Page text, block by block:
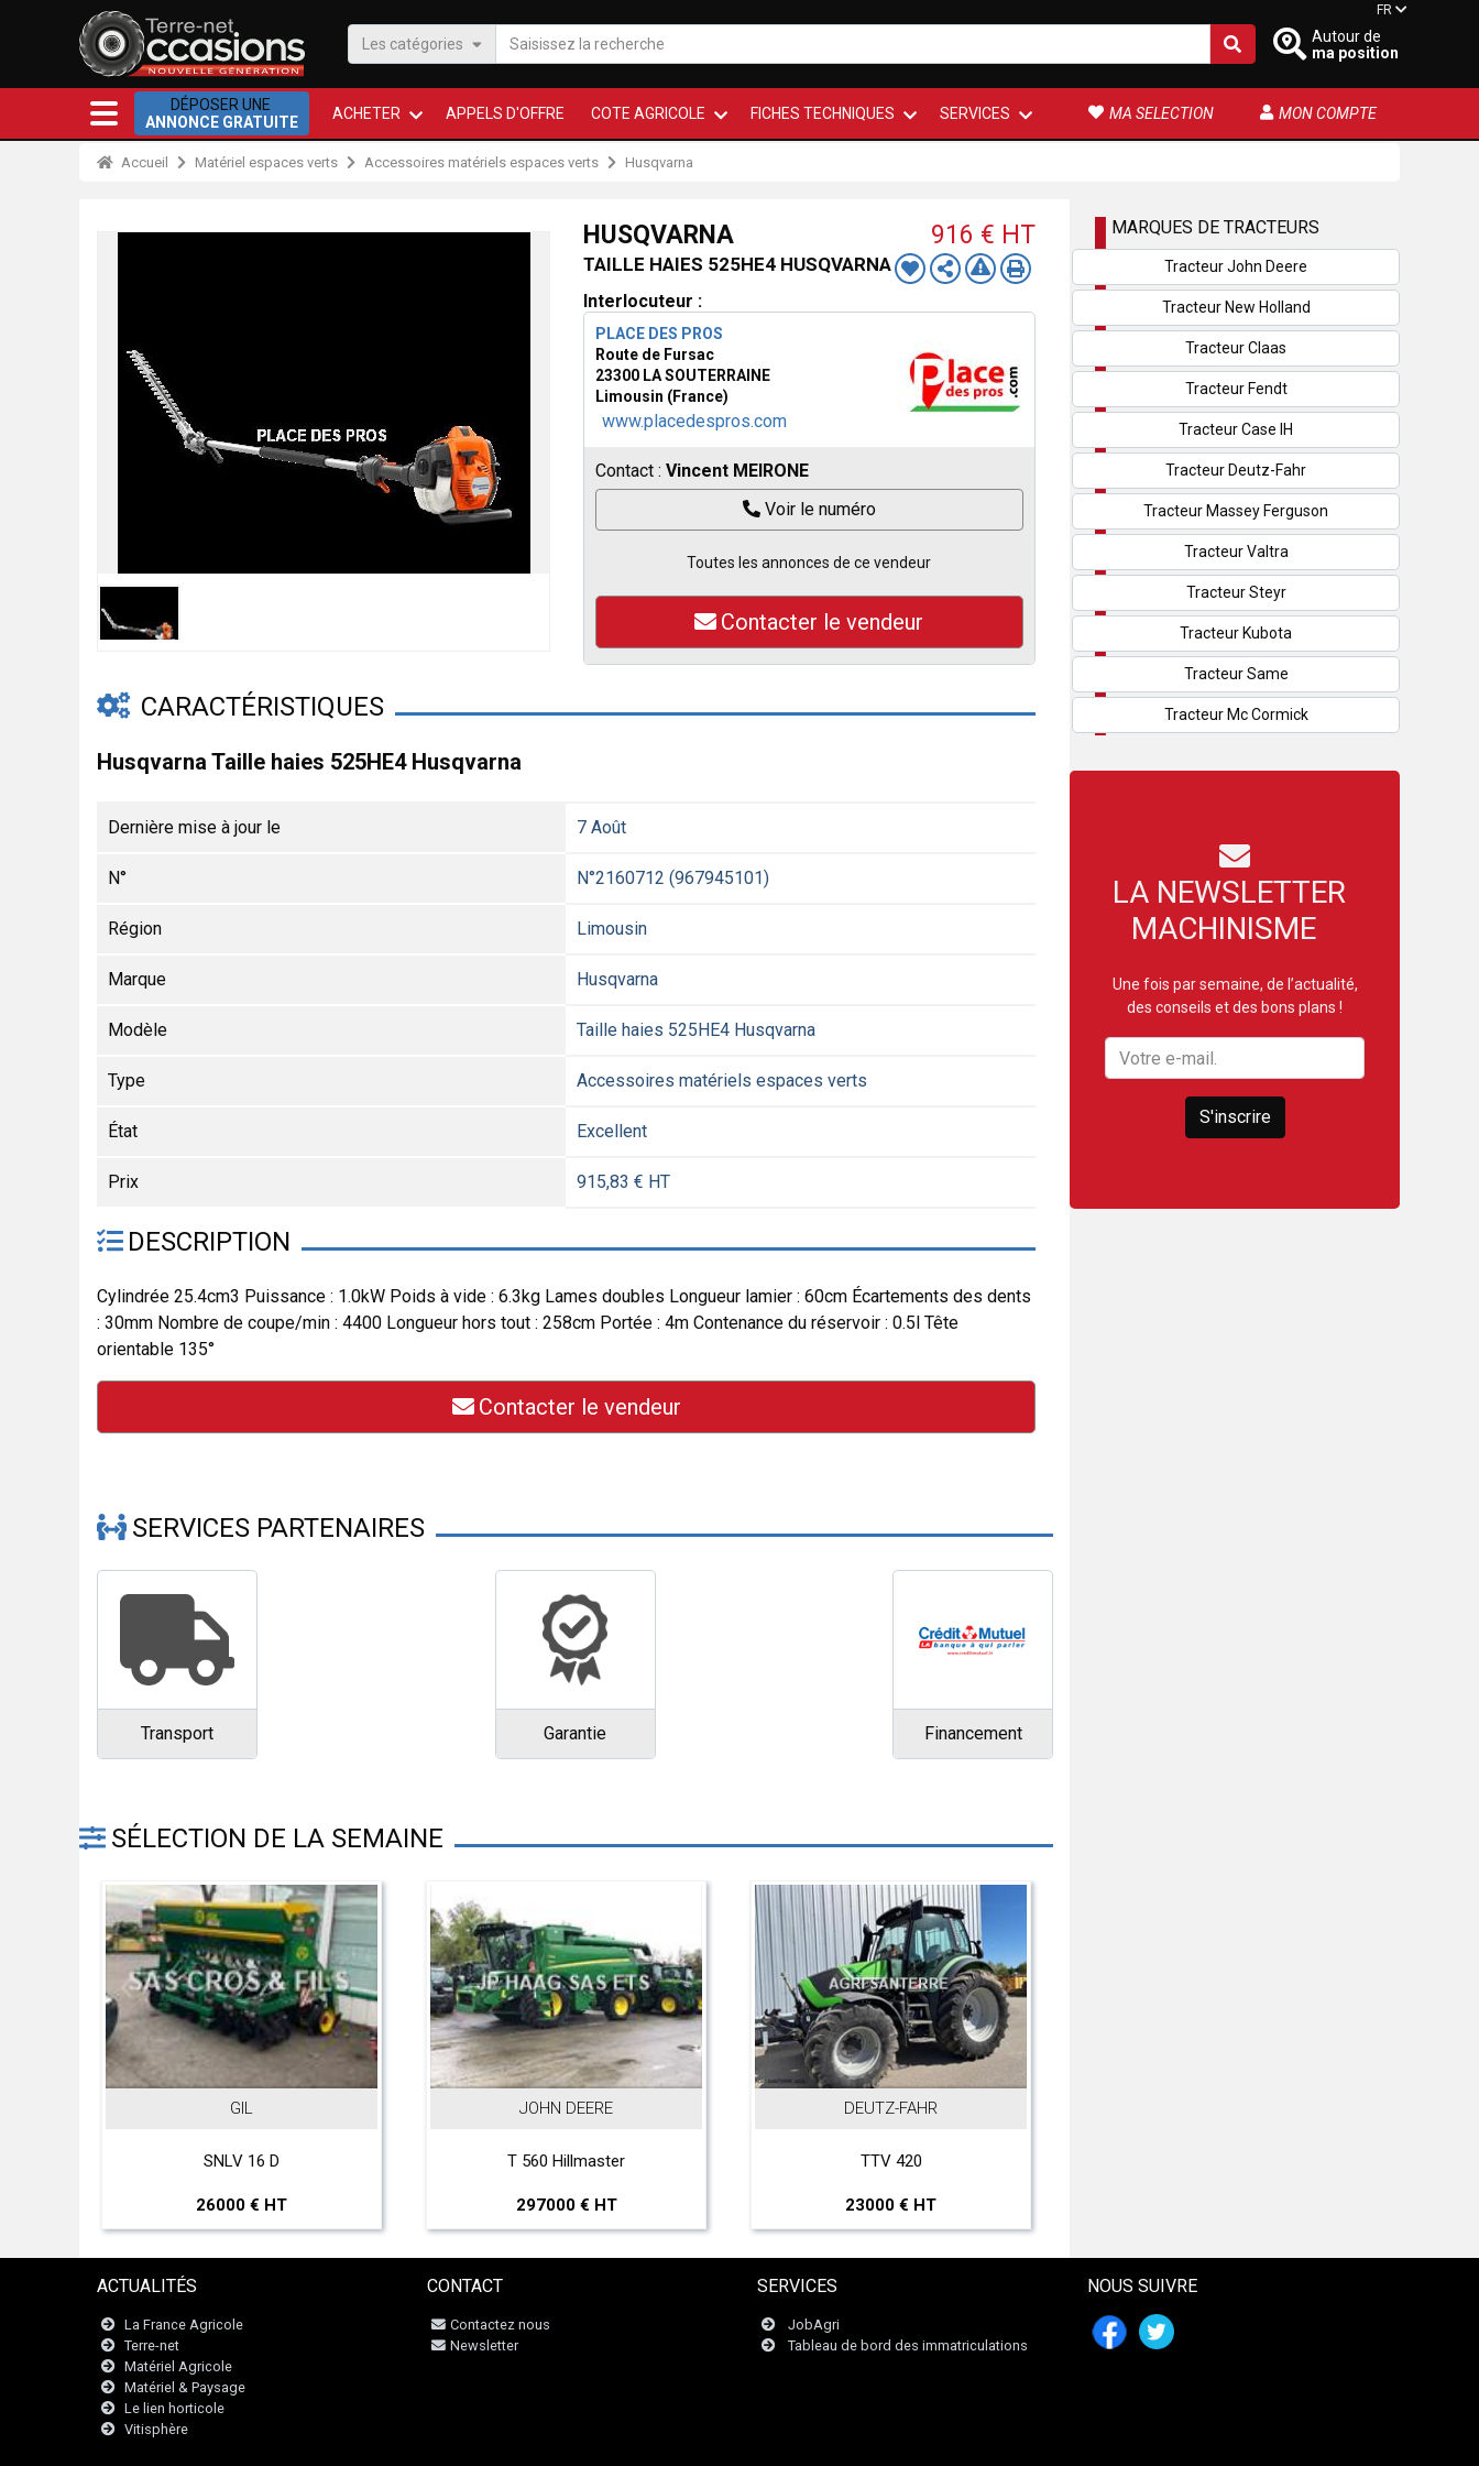
Les catégories
Autour de
ma position
FR
DÉPOSER UNE
ANNONCE GRATUITE
ACHETER APPELS D'OFFRE COTE AGRICOLE FICHES TECHNIQUES SERVICES MA SELECTION MON COMPTE
Accueil Matériel espaces verts Accessoires matériels espaces verts Husqvarna
HUSQVARNA
TAILLE HAIES 525HE4 HUSQVARNA
916 € HT
Interlocuteur :
PLACE DES PROS
Route de Fursac
23300 LA SOUTERRAINE
Limousin (France)
www.placedespros.com
Contact : Vincent MEIRONE
Voir le numéro
Toutes les annonces de ce vendeur
Contacter le vendeur
CARACTÉRISTIQUES
Husqvarna Taille haies 525HE4 Husqvarna
Dernière mise à jour le 7 Août
N° N°2160712 (967945101)
Région Limousin
Marque Husqvarna
Modèle Taille haies 525HE4 Husqvarna
Type Accessoires matériels espaces verts
État Excellent
Prix 915,83 € HT
DESCRIPTION
Cylindrée 25.4cm3 Puissance : 1.0kW Poids à vide : 6.3kg Lames doubles Longueur lamier : 60cm Écartements des dents
: 30mm Nombre de coupe/min : 4400 Longueur hors tout : 258cm Portée : 4m Contenance du réservoir : 0.5l Tête
orientable 135°
Contacter le vendeur
SERVICES PARTENAIRES
Transport Garantie Financement
SÉLECTION DE LA SEMAINE
GIL
SNLV 16 D
26000 € HT
JOHN DEERE
T 560 Hillmaster
297000 € HT
DEUTZ-FAHR
TTV 420
23000 € HT
MARQUES DE TRACTEURS
Tracteur John Deere
Tracteur New Holland
Tracteur Claas
Tracteur Fendt
Tracteur Case IH
Tracteur Deutz-Fahr
Tracteur Massey Ferguson
Tracteur Valtra
Tracteur Steyr
Tracteur Kubota
Tracteur Same
Tracteur Mc Cormick
LA NEWSLETTER
MACHINISME
Une fois par semaine, de l’actualité,
des conseils et des bons plans !
S'inscrire
ACTUALITÉS
La France Agricole
Terre-net
Matériel Agricole
Matériel & Paysage
Le lien horticole
Vitisphère
CONTACT
Contactez nous
Newsletter
SERVICES
JobAgri
Tableau de bord des immatriculations
NOUS SUIVRE